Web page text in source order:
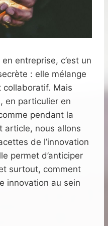
entreprise, c’est un
: elle mélange
Mais
en particulier en
pendant la
article, nous allons
de l’innovation
permet d’anticiper
surtout, comment
innovation au sein